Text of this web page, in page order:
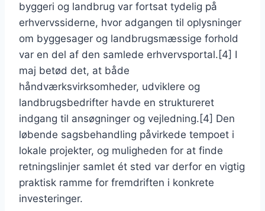
byggeri og landbrug var fortsat tydelig på
erhvervssiderne, hvor adgangen til oplysninger
om byggesager og landbrugsmæssige forhold
var en del af den samlede erhvervsportal.[4] I
maj betød det, at både
håndværksvirksomheder, udviklere og
landbrugsbedrifter havde en struktureret
indgang til ansøgninger og vejledning.[4] Den
løbende sagsbehandling påvirkede tempoet i
lokale projekter, og muligheden for at finde
retningslinjer samlet ét sted var derfor en vigtig
praktisk ramme for fremdriften i konkrete
investeringer.